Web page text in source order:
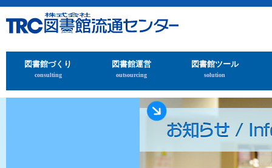
図書館づくり
consulting
図書館運営
outsourcing
図書館ツール
solution